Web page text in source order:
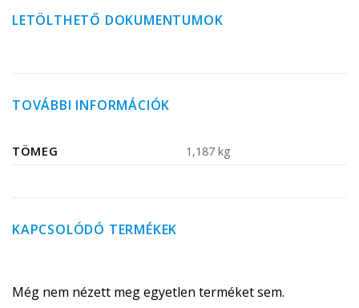
LETÖLTHETŐ DOKUMENTUMOK
TOVÁBBI INFORMÁCIÓK
TÖMEG 1,187 kg
KAPCSOLÓDÓ TERMÉKEK
Még nem nézett meg egyetlen terméket sem.